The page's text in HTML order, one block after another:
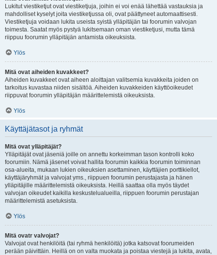
Lukitut viestiketjut ovat viestiketjuja, joihin ei voi enää lähettää vastauksia ja
mahdolliset kyselyt joita viestiketjussa oli, ovat päättyneet automaattisesti.
Viestiketjuja voidaan lukita useista syistä ylläpitäjän tai foorumin valvojan
toimesta. Saatat myös pystyä lukitsemaan oman viestiketjusi, mutta tämä
riippuu foorumin ylläpitäjän antamista oikeuksista.
Ylös
Mitä ovat aiheiden kuvakkeet?
Aiheiden kuvakkeet ovat aiheen aloittajan valitsemia kuvakkeita joiden on
tarkoitus kuvastaa niiden sisältöä. Aiheiden kuvakkeiden käyttöoikeudet
riippuvat foorumin ylläpitäjän määrittelemistä oikeuksista.
Ylös
Käyttäjätasot ja ryhmät
Mitä ovat ylläpitäjät?
Ylläpitäjät ovat jäseniä joille on annettu korkeimman tason kontrolli koko
foorumiin. Nämä jäsenet voivat hallita foorumin kaikkia foorumin toiminnan
osa-alueita, mukaan lukien oikeuksien asettaminen, käyttäjien porttikiellot,
käyttäjäryhmät ja valvojat yms., riippuen foorumin perustajasta ja hänen
ylläpitäjille määrittelemistä oikeuksista. Heillä saattaa olla myös täydet
valvojan oikeudet kaikilla keskustelualueilla, riippuen foorumin perustajan
määrittelemistä asetuksista.
Ylös
Mitä ovatr valvojat?
Valvojat ovat henkilöitä (tai ryhmä henkilöitä) jotka katsovat foorumeiden
perään päivittäin. Heillä on on valta muokata ja poistaa viestejä ja lukita, avata,